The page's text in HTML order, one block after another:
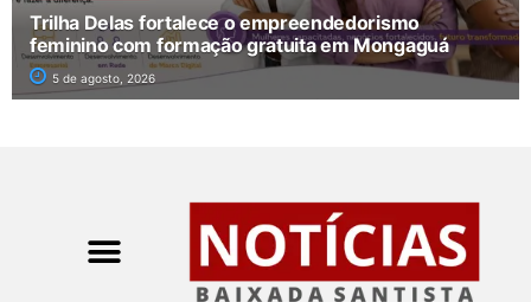
Trilha Delas fortalece o empreendedorismo
feminino com formação gratuita em Mongaguá
5 de agosto, 2026